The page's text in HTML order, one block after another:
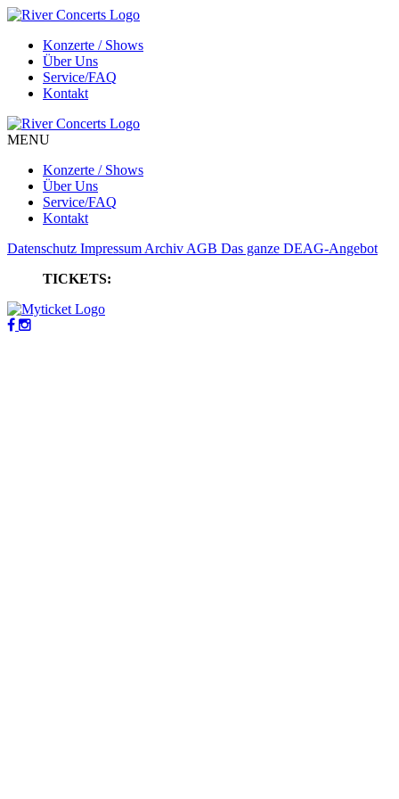
Konzerte / Shows
Über Uns
Service/FAQ
Kontakt
MENU
Konzerte / Shows
Über Uns
Service/FAQ
Kontakt
Datenschutz Impressum Archiv AGB Das ganze DEAG-Angebot
TICKETS: